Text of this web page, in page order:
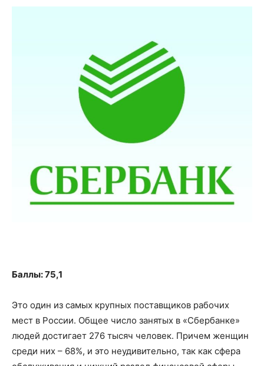
Баллы: 75,1
Это один из самых крупных поставщиков рабочих
мест в России. Общее число занятых в «Сбербанке»
людей достигает 276 тысяч человек. Причем женщин
среди них – 68%, и это неудивительно, так как сфера